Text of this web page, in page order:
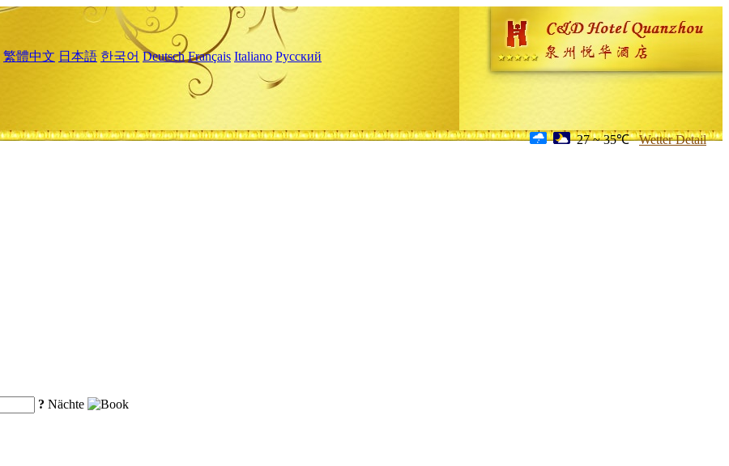
繁體中文 日本語 한국어 Deutsch Français Italiano Русский
27 ~ 35℃ Wetter Detail
? Nächte